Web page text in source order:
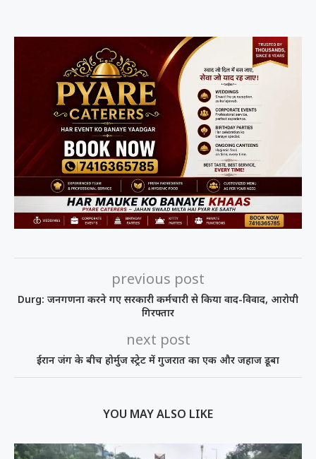
previous post
Durg: जनगणना करने गए सरकारी कर्मचारी से किया वाद-विवाद, आरोपी
गिरफ्तार
next post
ईरान जंग के बीच होर्मुज स्ट्रेट में गुजरात का एक और जहाज डूबा
YOU MAY ALSO LIKE